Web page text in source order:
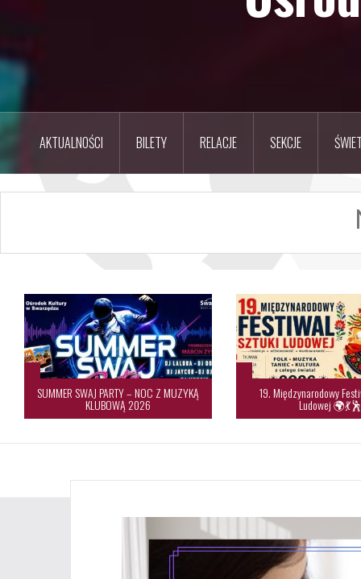
AKTUALNOŚCI BILETY RELACJE SEKCJE
SUMMER SWAJ PARTY – NOC Z MUZYKĄ
KLUBOWĄ 2026
19. Międzynarodowy
Ludowej 🌍💃🕺